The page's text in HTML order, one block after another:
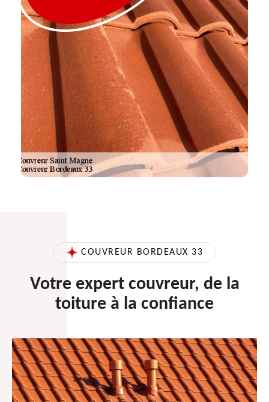
COUVREUR BORDEAUX 33
Votre expert couvreur, de la
toiture à la confiance